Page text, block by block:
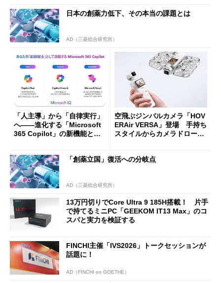
日本の創薬力低下、その本当の課題とは
AD（三菱総合研究所）
「人主導」から「自律実行」
へ――進化する「Microsoft
365 Copilot」の新機能とエ
空飛ぶジンバルカメラ「HOV
ERAir VERSA」登場 手持ち
スタイルからカメラドローン
「創薬立国」復活への分岐点
AD（三菱総合研究所）
13万円切りでCore Ultra 9 185H搭載！ 片手
で持てるミニPC「GEEKOM IT13 Max」のコ
スパと実力を検証する
FINCHI主催「IVS2026」トークセッションが
話題に！
AD（FINCHI on GOETHE）